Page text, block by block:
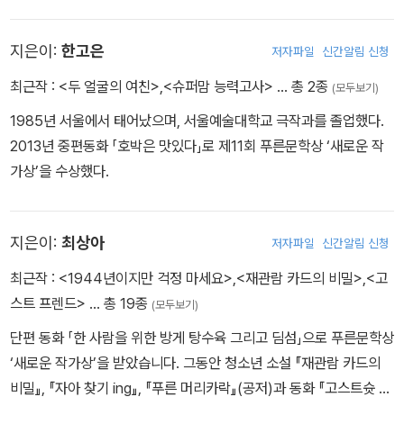
『아빠 로봇 프로젝트』 등이 있다.
지은이: 한고은 저자파일 신간알림 신청
최근작 : <두 얼굴의 여친>,<슈퍼맘 능력고사> … 총 2종 (모두보기)
1985년 서울에서 태어났으며, 서울예술대학교 극작과를 졸업했다.
2013년 중편동화 「호박은 맛있다」로 제11회 푸른문학상 ‘새로운 작
가상’을 수상했다.
지은이: 최상아 저자파일 신간알림 신청
최근작 : <1944년이지만 걱정 마세요>,<재관람 카드의 비밀>,<고
스트 프렌드> … 총 19종 (모두보기)
단편 동화 「한 사람을 위한 방게 탕수육 그리고 딤섬」으로 푸른문학상
‘새로운 작가상’을 받았습니다. 그동안 청소년 소설 『재관람 카드의
비밀』, 『자아 찾기 ing』, 『푸른 머리카락』(공저)과 동화 『고스트슛 게